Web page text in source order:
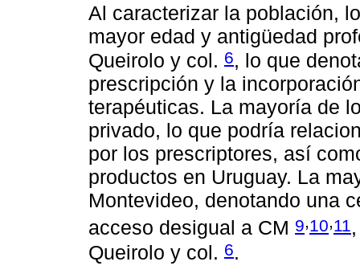
Al caracterizar la población,
mayor edad y antigüedad
Queirolo y col. 6, lo que
prescripción y la
terapéuticas. La mayoría de
privado, lo que podría
por los prescriptores, así
productos en Uruguay. La
Montevideo, denotando una
acceso desigual a CM 9,10,11
Queirolo y col. 6.